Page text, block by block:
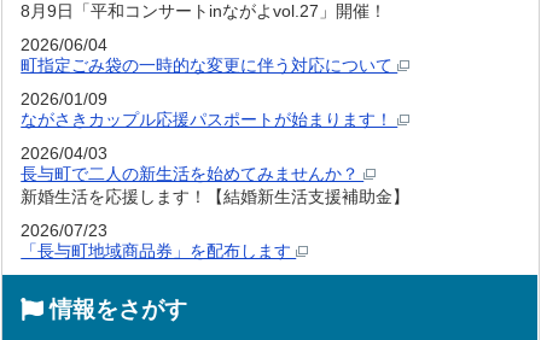
8月9日「平和コンサートinながよvol.27」開催！
2026/06/04
町指定ごみ袋の一時的な変更に伴う対応について
2026/01/09
ながさきカップル応援パスポートが始まります！
2026/04/03
長与町で二人の新生活を始めてみませんか？
新婚生活を応援します！【結婚新生活支援補助金】
2026/07/23
「長与町地域商品券」を配布します
情報をさがす